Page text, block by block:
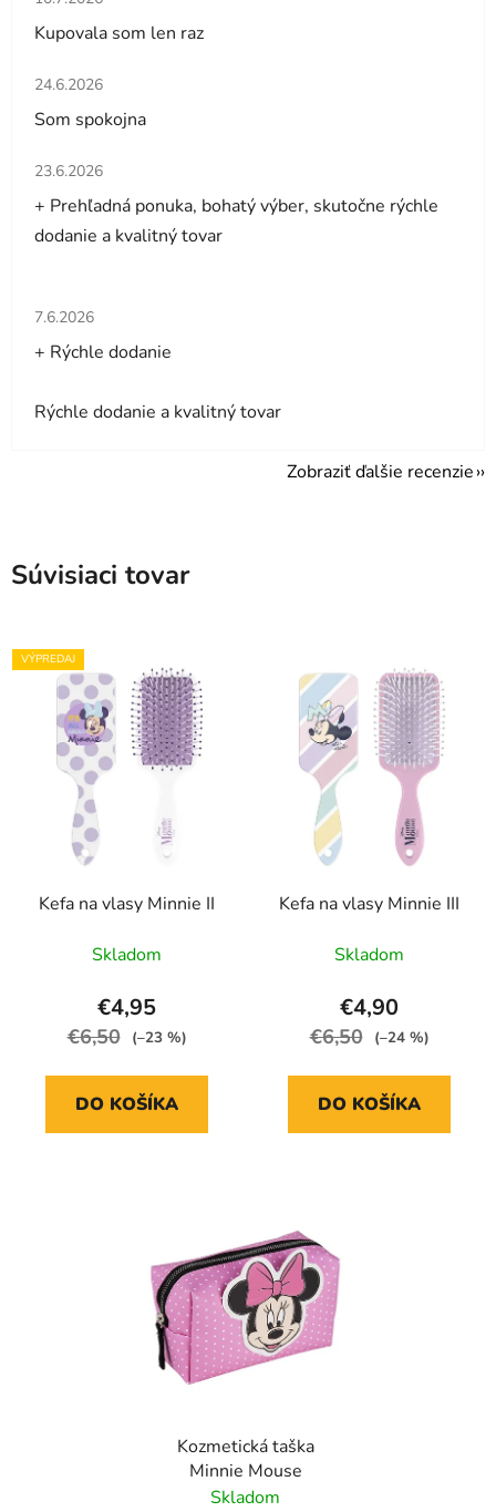
Kupovala som len raz
Hodnotenie obchodu je 5 z 5 hviezdičiek.
24.6.2026
Som spokojna
Hodnotenie obchodu je 5 z 5 hviezdičiek.
23.6.2026
+ Prehľadná ponuka, bohatý výber, skutočne rýchle
dodanie a kvalitný tovar
Hodnotenie obchodu je 5 z 5 hviezdičiek.
7.6.2026
+ Rýchle dodanie
Rýchle dodanie a kvalitný tovar
Zobraziť ďalšie recenzie
Súvisiaci tovar
VÝPREDAJ
Kefa na vlasy Minnie II
Skladom
€4,95
€6,50 (–23 %)
DO KOŠÍKA
Kefa na vlasy Minnie III
Skladom
€4,90
€6,50 (–24 %)
DO KOŠÍKA
Kozmetická taška
Minnie Mouse
Skladom